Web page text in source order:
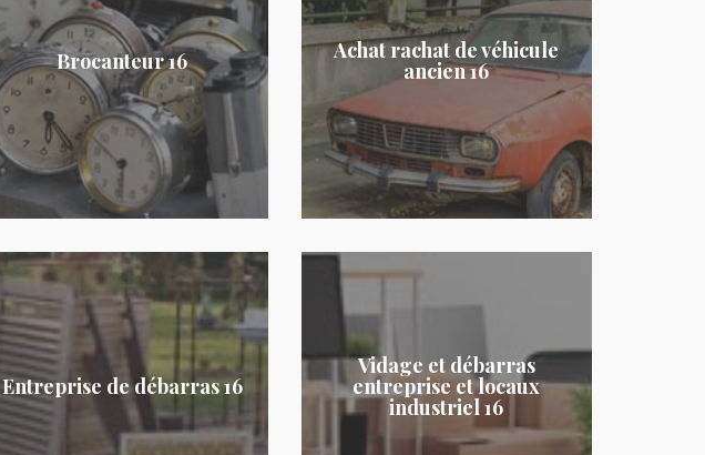
Brocanteur 16 Achat rachat de véhicule
ancien 16
Entreprise de débarras 16
Vidage et débarras
entreprise et locaux
industriel 16